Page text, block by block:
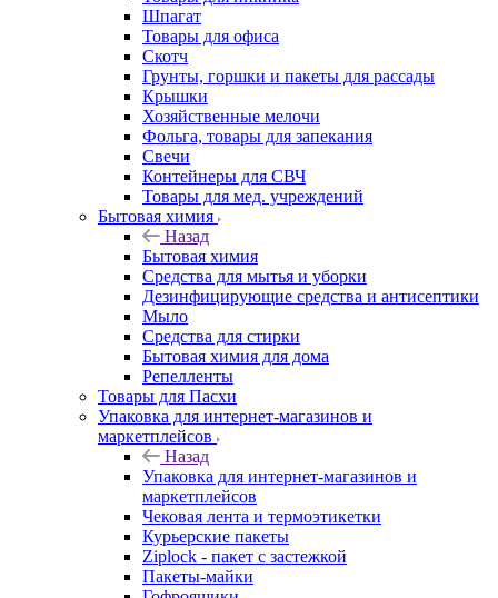
Шпагат
Товары для офиса
Скотч
Грунты, горшки и пакеты для рассады
Крышки
Хозяйственные мелочи
Фольга, товары для запекания
Свечи
Контейнеры для СВЧ
Товары для мед. учреждений
Бытовая химия
Назад
Бытовая химия
Средства для мытья и уборки
Дезинфицирующие средства и антисептики
Мыло
Средства для стирки
Бытовая химия для дома
Репелленты
Товары для Пасхи
Упаковка для интернет-магазинов и
маркетплейсов
Назад
Упаковка для интернет-магазинов и
маркетплейсов
Чековая лента и термоэтикетки
Курьерские пакеты
Ziplock - пакет с застежкой
Пакеты-майки